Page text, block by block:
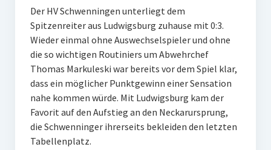
Vereinsheim
Hockey Shirts
FSJ Stelle
W U16
Der HV Schwenningen unterliegt dem
Spitzenreiter aus Ludwigsburg zuhause mit 0:3.
Wieder einmal ohne Auswechselspieler und ohne
die so wichtigen Routiniers um Abwehrchef
Thomas Markuleski war bereits vor dem Spiel klar,
dass ein möglicher Punktgewinn einer Sensation
nahe kommen würde. Mit Ludwigsburg kam der
Favorit auf den Aufstieg an den Neckarursprung,
die Schwenninger ihrerseits bekleiden den letzten
Tabellenplatz.